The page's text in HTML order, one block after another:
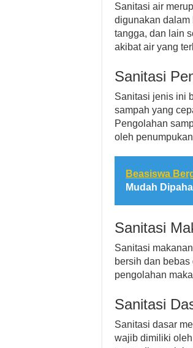
Sanitasi air
digunakan dalam
tangga, dan lain
akibat air yang
Sanitasi
Sanitasi jenis ini
sampah yang
Pengolahan
oleh
Beasiswa
Mudah
Sanitasi
Sanitasi
bersih dan
pengolahan
Sanitasi
Sanitasi dasar
wajib dimiliki